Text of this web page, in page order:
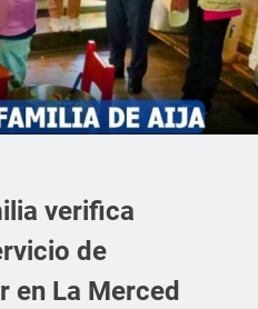
verifica
de
en La Merced